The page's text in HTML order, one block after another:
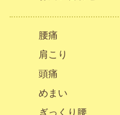
腰痛
肩こり
頭痛
めまい
ぎっくり腰